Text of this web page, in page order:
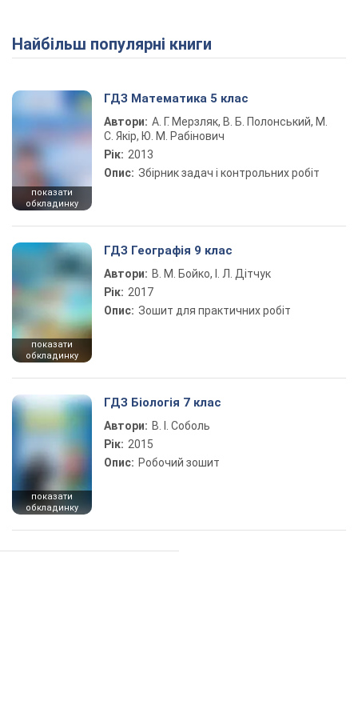
Найбільш популярні книги
показати
обкладинку
ГДЗ Математика 5 клас
Автори: А. Г. Мерзляк, В. Б. Полонський, М.
С. Якір, Ю. М. Рабінович
Рік: 2013
Опис: Збірник задач і контрольних робіт
показати
обкладинку
ГДЗ Географія 9 клас
Автори: В. М. Бойко, І. Л. Дітчук
Рік: 2017
Опис: Зошит для практичних робіт
показати
обкладинку
ГДЗ Біологія 7 клас
Автори: В. І. Соболь
Рік: 2015
Опис: Робочий зошит